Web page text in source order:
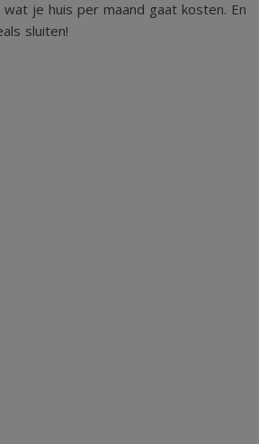
je huis per maand gaat kosten. En
sluiten!